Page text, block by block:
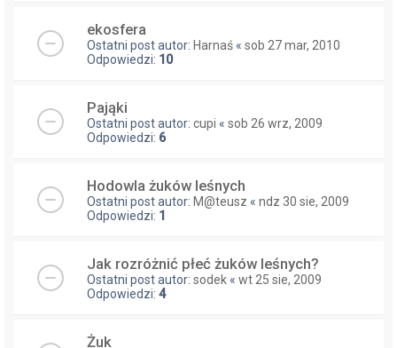
ekosfera
Ostatni post autor: Harnaś « sob 27 mar, 2010
Odpowiedzi: 10
Pająki
Ostatni post autor: cupi « sob 26 wrz, 2009
Odpowiedzi: 6
Hodowla żuków leśnych
Ostatni post autor: M@teusz « ndz 30 sie, 2009
Odpowiedzi: 1
Jak rozróżnić płeć żuków leśnych?
Ostatni post autor: sodek « wt 25 sie, 2009
Odpowiedzi: 4
Żuk